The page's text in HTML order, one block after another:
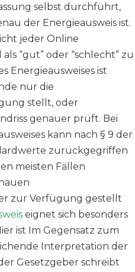
selbst durchführt,
der Energieausweis ist.
jeder Online
“gut” oder “schlecht” zu
Energieausweises ist
nur die
stellt, oder
genauer prüft. Bei
kann nach § 9 der
zurückgegriffen
meisten Fällen
zur Verfügung gestellt
eignet sich besonders
ist Im Gegensatz zum
Interpretation der
Gesetzgeber schreibt